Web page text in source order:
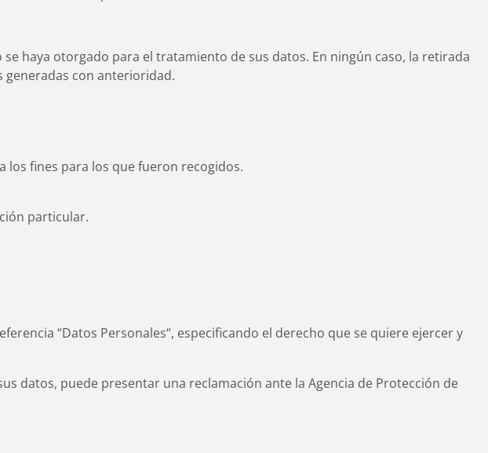
haya otorgado para el tratamiento de sus datos. En ningún caso, la retirada
generadas con anterioridad.
los fines para los que fueron recogidos.
particular.
“Datos Personales“, especificando el derecho que se quiere ejercer y
datos, puede presentar una reclamación ante la Agencia de Protección de